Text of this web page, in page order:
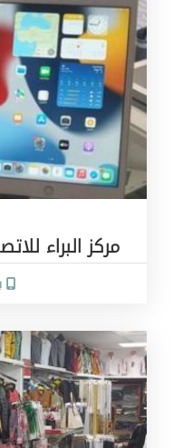
مركز البراء